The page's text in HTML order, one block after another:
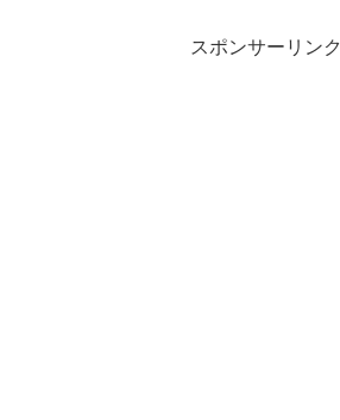
スポンサーリンク